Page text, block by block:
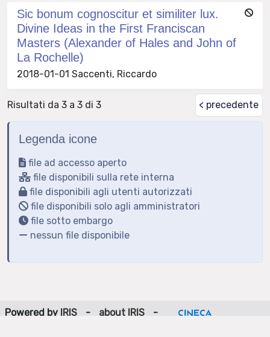
Sic bonum cognoscitur et similiter lux.
Divine Ideas in the First Franciscan
Masters (Alexander of Hales and John of
La Rochelle)
2018-01-01 Saccenti, Riccardo
Risultati da 3 a 3 di 3 < precedente
Legenda icone
file ad accesso aperto
file disponibili sulla rete interna
file disponibili agli utenti autorizzati
file disponibili solo agli amministratori
file sotto embargo
nessun file disponibile
Powered by IRIS - about IRIS
-